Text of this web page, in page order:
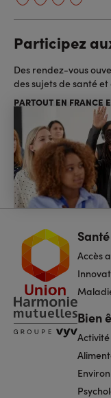
Participez
Des rendez-vous
des sujets de santé
PARTOUT EN FRANCE
pied
de
page
Accès
Bien